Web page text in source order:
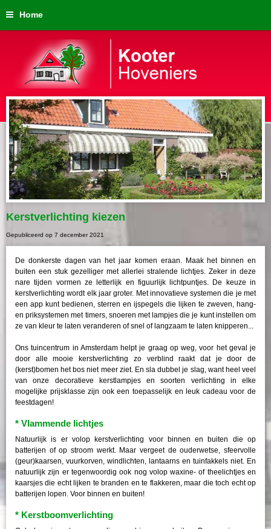
Home
Kerstverlichting kiezen
Gepubliceerd op 7 december 2021
De donkerste dagen van het jaar komen eraan. Maak het binnen en
buiten een stuk gezelliger met allerlei stralende lichtjes. Zeker in deze
nare tijden vormen ze letterlijk en figuurlijk lichtpuntjes. De keuze in
kerstverlichting wordt elk jaar groter. Met innovatieve systemen die je met
een app kunt bedienen, sterren en ijspegels die lijken te zweven, hang-
en priksystemen met timers, snoeren met lampjes die je kunt instellen om
ze van kleur te laten veranderen of snel of langzaam te laten knipperen...
Ons tuincentrum in Amsterdam helpt je graag op weg, voor het geval je
door alle mooie kerstverlichting zo verblind raakt dat je door de
(kerst)bomen het bos niet meer ziet. En sla dubbel je slag, want heel veel
van onze decoratieve kerstlampjes en soorten verlichting in elke
mogelijke prijsklasse zijn ook een toepasselijk en leuk cadeau voor de
feestdagen!
* Vlammende lichtjes
Natuurlijk is er volop kerstverlichting voor binnen en buiten die op
batterijen of op stroom werkt. Maar vergeet de ouderwetse, sfeervolle
(geur)kaarsen, vuurkorven, windlichten, lantaarns en tuinfakkels niet. En
natuurlijk zijn er tegenwoordig ook nog volop waxine- of theelichtjes en
kaarsjes die echt lijken te branden en te flakkeren, maar die toch echt op
batterijen lopen. Voor binnen en buiten!
* Kerstboomverlichting